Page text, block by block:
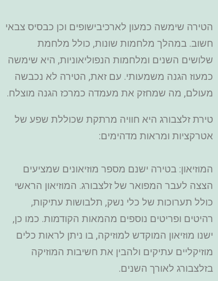
הטירה שימשה כמעון לארכיבישופים וכן כבסיס צבאי
חשוב. במהלך מלחמות שונות, כולל מלחמת
שלושים השנים ומלחמות הנפוליאוניות, היא שימשה
כמעוז הגנה משמעותי. עם זאת, הטירה לא נכבשה
מעולם, מה שמחזק את מעמדה כמרכז הגנה מוצלח.
טירת זלצבורג היא חוויה מרתקת שכוללת שפע של
אטרקציות ומראות מדהימים:
המוזיאון: בטירה ישנם מספר מוזיאונים שמציעים
הצצה לעבר המפואר של זלצבורג. המוזיאון הראשי
כולל תערוכות של כלי נשק, תלבושות עתיקות,
רהיטים ופריטים נוספים מהמאות הקודמות. כמו כן,
ישנו מוזיאון המוקדש למוזיקה, בו ניתן לראות כלים
מוזיקליים עתיקים ולהבין את חשיבות המוזיקה
בזלצבורג לאורך השנים.